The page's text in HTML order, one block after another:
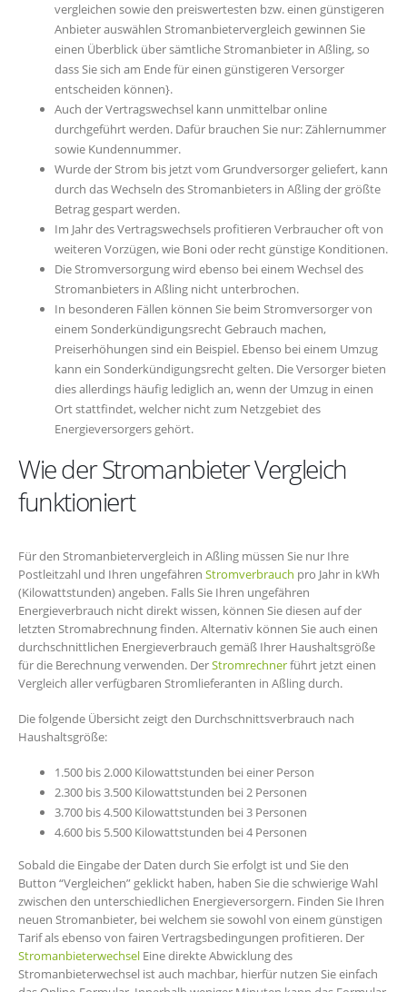
vergleichen sowie den preiswertesten bzw. einen günstigeren
Anbieter auswählen Stromanbietervergleich gewinnen Sie
einen Überblick über sämtliche Stromanbieter in Aßling, so
dass Sie sich am Ende für einen günstigeren Versorger
entscheiden können}.
Auch der Vertragswechsel kann unmittelbar online
durchgeführt werden. Dafür brauchen Sie nur: Zählernummer
sowie Kundennummer.
Wurde der Strom bis jetzt vom Grundversorger geliefert, kann
durch das Wechseln des Stromanbieters in Aßling der größte
Betrag gespart werden.
Im Jahr des Vertragswechsels profitieren Verbraucher oft von
weiteren Vorzügen, wie Boni oder recht günstige Konditionen.
Die Stromversorgung wird ebenso bei einem Wechsel des
Stromanbieters in Aßling nicht unterbrochen.
In besonderen Fällen können Sie beim Stromversorger von
einem Sonderkündigungsrecht Gebrauch machen,
Preiserhöhungen sind ein Beispiel. Ebenso bei einem Umzug
kann ein Sonderkündigungsrecht gelten. Die Versorger bieten
dies allerdings häufig lediglich an, wenn der Umzug in einen
Ort stattfindet, welcher nicht zum Netzgebiet des
Energieversorgers gehört.
Wie der Stromanbieter Vergleich
funktioniert
Für den Stromanbietervergleich in Aßling müssen Sie nur Ihre
Postleitzahl und Ihren ungefähren Stromverbrauch pro Jahr in kWh
(Kilowattstunden) angeben. Falls Sie Ihren ungefähren
Energieverbrauch nicht direkt wissen, können Sie diesen auf der
letzten Stromabrechnung finden. Alternativ können Sie auch einen
durchschnittlichen Energieverbrauch gemäß Ihrer Haushaltsgröße
für die Berechnung verwenden. DerStromrechnerführt jetzt einen
Vergleich aller verfügbaren Stromlieferanten in Aßling durch.
Die folgende Übersicht zeigt den Durchschnittsverbrauch nach
Haushaltsgröße:
1.500 bis 2.000 Kilowattstunden bei einer Person
2.300 bis 3.500 Kilowattstunden bei 2 Personen
3.700 bis 4.500 Kilowattstunden bei 3 Personen
4.600 bis 5.500 Kilowattstunden bei 4 Personen
Sobald die Eingabe der Daten durch Sie erfolgt ist und Sie den
Button “Vergleichen” geklickt haben, haben Sie die schwierige Wahl
zwischen den unterschiedlichen Energieversorgern. Finden Sie Ihren
neuen Stromanbieter, bei welchem sie sowohl von einem günstigen
Tarif als ebenso von fairen Vertragsbedingungen profitieren. Der
Stromanbieterwechsel Eine direkte Abwicklung des
Stromanbieterwechsel ist auch machbar, hierfür nutzen Sie einfach